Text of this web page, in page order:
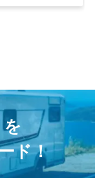
葉、冬は樹氷や
クリエイティ
イセンス（表示
を
ド！